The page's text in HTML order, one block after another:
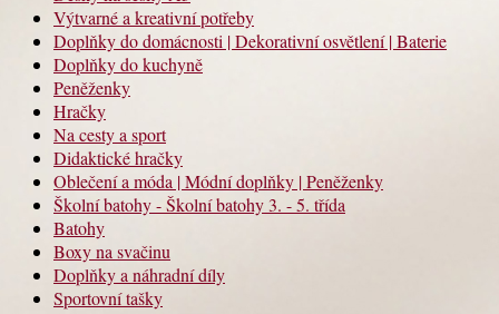
Výtvarné a kreativní potřeby
Doplňky do domácnosti | Dekorativní osvětlení | Baterie
Doplňky do kuchyně
Peněženky
Hračky
Na cesty a sport
Didaktické hračky
Oblečení a móda | Módní doplňky | Peněženky
Školní batohy - Školní batohy 3. - 5. třída
Batohy
Boxy na svačinu
Doplňky a náhradní díly
Sportovní tašky